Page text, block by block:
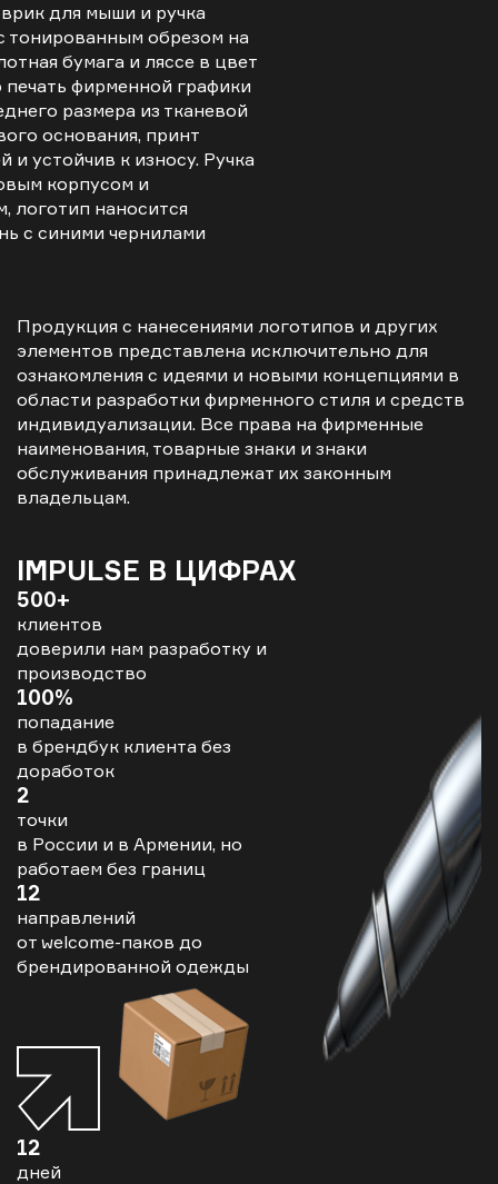
для мыши и ручка
тонированным обрезом на
бумага и ляссе в цвет
фирменной графики
размера из тканевой
основания, принт
и устойчив к износу. Ручка
корпусом и
наносится
с синими чернилами
Продукция с нанесениями логотипов и других
элементов представлена исключительно для
ознакомления с идеями и новыми концепциями в
области разработки фирменного стиля и средств
индивидуализации. Все права на фирменные
наименования, товарные знаки и знаки
обслуживания принадлежат их законным
владельцам.
IMPULSE В ЦИФРАХ
500+
клиентов
доверили нам разработку и
производство
100%
попадание
в брендбук клиента без
доработок
2
точки
в России и в Армении, но
работаем без границ
12
направлений
от welcome-паков до
брендированной одежды
12
дней